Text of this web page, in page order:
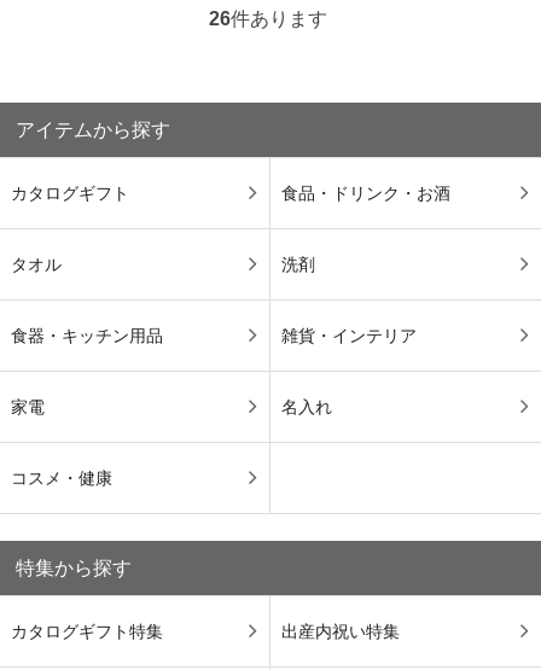
26件あります
アイテムから探す
カタログギフト 食品・ドリンク・お酒
タオル 洗剤
食器・キッチン用品 雑貨・インテリア
家電 名入れ
コスメ・健康
特集から探す
カタログギフト特集 出産内祝い特集